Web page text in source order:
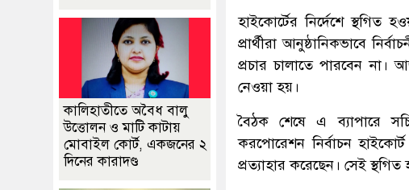
হাইকোর্টের নির্দেশে
প্রার্থীরা আনুষ্ঠানিকভাবে
প্রচার চালাতে পারবেন না।
নেওয়া হয়।
বৈঠক শেষে এ ব্যাপারে
করপোরেশন নির্বাচন
প্রত্যাহার করেছেন। সেই
কালিহাতীতে অবৈধ বালু
উত্তোলন ও মাটি কাটায়
মোবাইল কোর্ট, একজনের ২
দিনের কারাদণ্ড